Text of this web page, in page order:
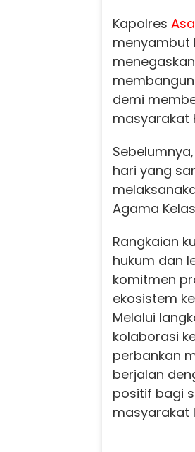
Kapolres
menyambut
demi
masyarakat
hari yang
Agama
Rangkaian
hukum dan
komitmen
ekosistem
Melalui
kolaborasi
perbankan
berjalan
positif bagi
masyarakat